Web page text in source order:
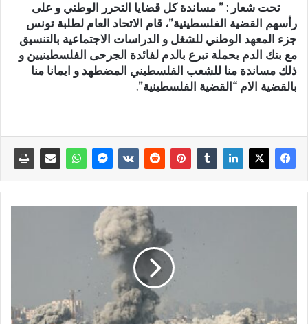
تحت شعار : ” مساندة كل قضايا التحرر الوطني و على
رأسهم القضية الفلسطينية”، قام الاتحاد العام لطلبة تونس
جزء المعهد الوطني للشغل و الدراسات الاجتماعية بالتنسيق
مع بنك الدم بحملة تبرع بالدم لفائدة الجرحى الفلسطينيين و
ذلك مساندة منا للشعب الفلسطيني المضطهد و ايمانا منا
بالقضية الام “القضية الفلسطينية”.